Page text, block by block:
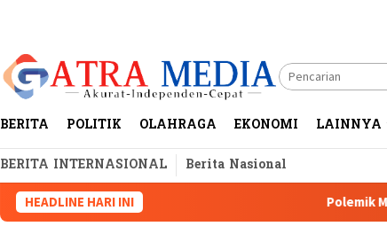
BERITA POLITIK OLAHRAGA EKONOMI LAINNYA
BERITA INTERNASIONAL Berita Nasional
HEADLINE HARI INI Polemik Munas HIPMI